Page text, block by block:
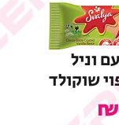
וניל
שוקולד
מחיר